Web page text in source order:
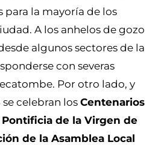
para la mayoría de los
A los anhelos de gozo
algunos sectores de la
con severas
Por otro lado, y
celebran los Centenarios
de la Virgen de
de la Asamblea Local